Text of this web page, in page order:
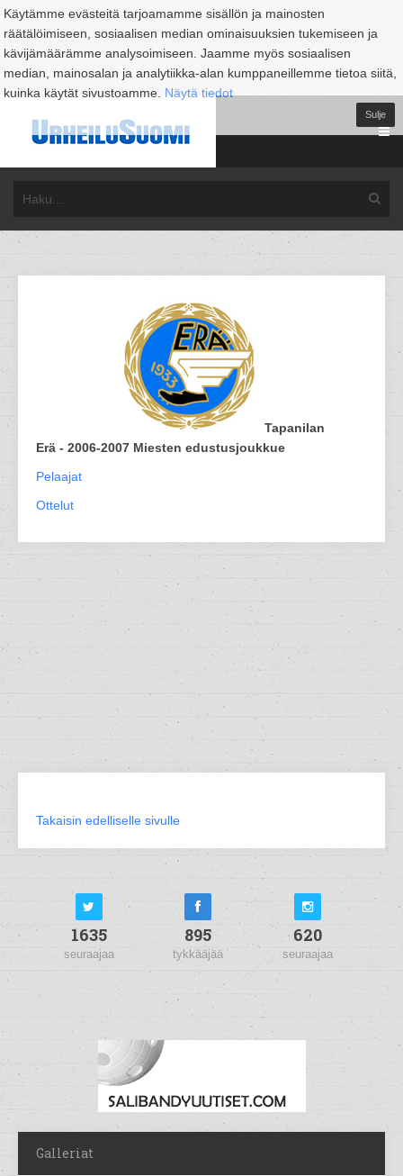
Käytämme evästeitä tarjoamamme sisällön ja mainosten
räätälöimiseen, sosiaalisen median ominaisuuksien tukemiseen ja
kävijämäärämme analysoimiseen. Jaamme myös sosiaalisen
median, mainosalan ja analytiikka-alan kumppaneillemme tietoa siitä,
kuinka käytät sivustoamme. Näytä tiedot
Sulje
Tapanilan
Erä - 2006-2007 Miesten edustusjoukkue
Pelaajat
Ottelut
Takaisin edelliselle sivulle
1635
seuraajaa
895
tykkääjää
620
seuraajaa
Galleriat